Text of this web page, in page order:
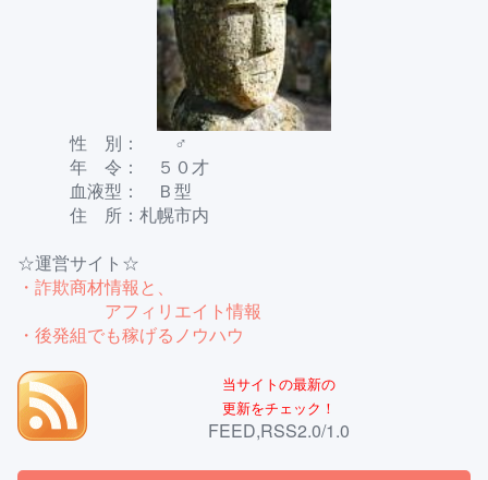
性 別： ♂
年 令： ５０才
血液型： Ｂ型
住 所：札幌市内
☆運営サイト☆
・詐欺商材情報と、
アフィリエイト情報
・後発組でも稼げるノウハウ
当サイトの最新の
更新をチェック！
FEED,RSS2.0/1.0